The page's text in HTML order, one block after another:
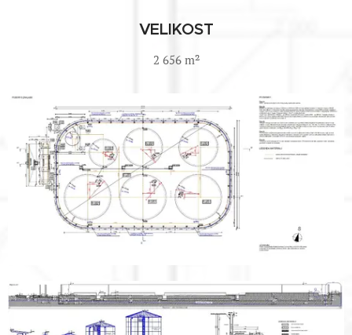
VELIKOST
2 656 m²